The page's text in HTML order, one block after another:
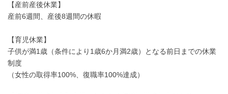
【産前産後休業】
産前6週間、産後8週間の休暇
【育児休業】
子供が満1歳（条件により1歳6か月満2歳）となる前日までの休業
制度
（女性の取得率100%、復職率100%達成）